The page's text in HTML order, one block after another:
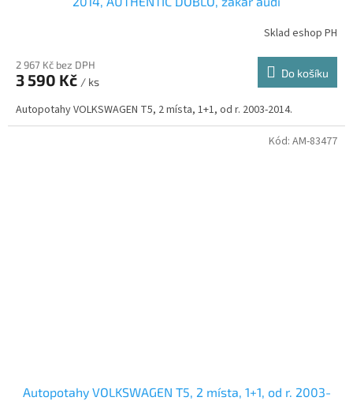
Sklad eshop PH
2 967 Kč bez DPH
3 590 Kč / ks
Do košíku
Autopotahy VOLKSWAGEN T5, 2 místa, 1+1, od r. 2003-2014.
Autopotahy VOLKSWAGEN T5, 2 místa, 1+1, od r. 2003-
Kód: AM-83477